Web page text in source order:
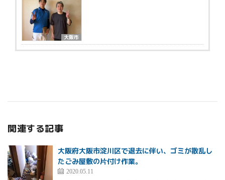
大阪市
関連する記事
大阪府大阪市淀川区で退去に伴い、ゴミが散乱し
たごみ屋敷の片付け作業。
2020.05.11